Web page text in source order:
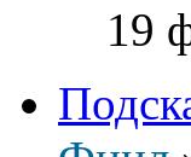
19